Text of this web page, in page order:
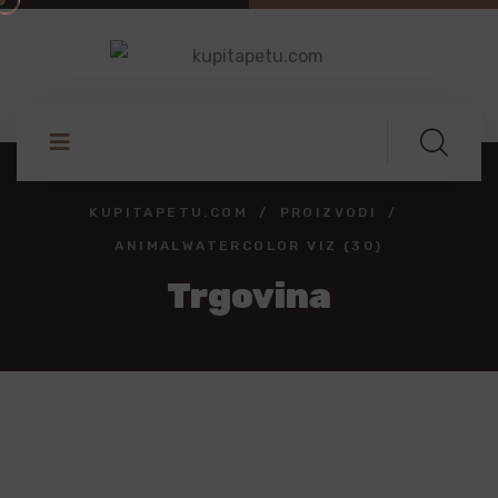
KUPITAPETU.COM PROIZVODI
ANIMALWATERCOLOR VIZ (30)
Trgovina